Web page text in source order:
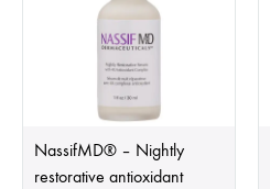
NassifMD®️ – Nightly
restorative antioxidant